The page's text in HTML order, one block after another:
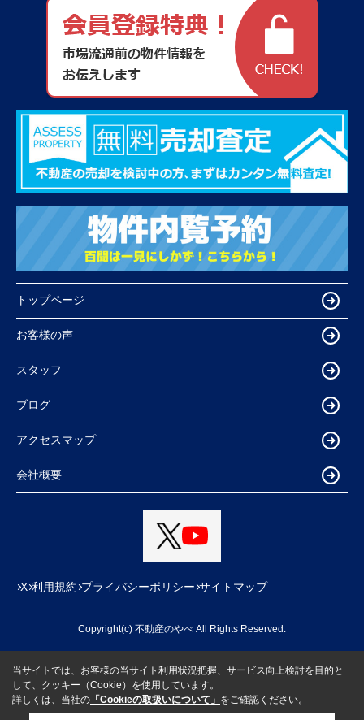
トップページ
お客様の声
スタッフ
ブログ
アクセスマップ
会社概要
X 利用規約 プライバシーポリシー サイトマップ
Copyright(c) 不動産のやべ All Rights Reserved.
当サイトでは、お客様の当サイト利用状況把握、サービス向上検討を目的と
して、クッキー（Cookie）を使用しています。
詳しくは、当社の 「Cookieの取扱いについて」 をご確認ください。